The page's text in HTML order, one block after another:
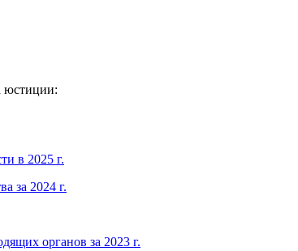
юстиции:
в 2025 г.
за 2024 г.
органов за 2023 г.